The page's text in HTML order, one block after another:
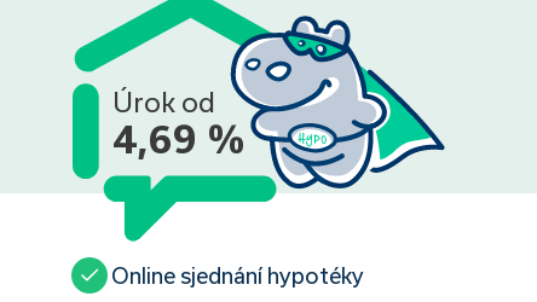
Úrok od
4,69 %
Online sjednání hypotéky